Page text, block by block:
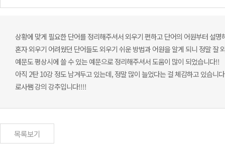
상황에 맞게 필요한 단어를 정리해주셔서 외우기 편하고 단어의 어원부터 설
혼자 외우기 어려웠던 단어들도 외우기 쉬운 방법과 어원을 알게 되니 정말 잘
예문도 평상시에 쓸 수 있는 예문으로 정리해주셔서 도움이 많이 되었습니다!!
아직 2탄 10강 정도 남겨두고 있는데, 정말 많이 늘었다는 걸 체감하고 있습니
로사쌤 강의 강추입니다!!!!
목록보기